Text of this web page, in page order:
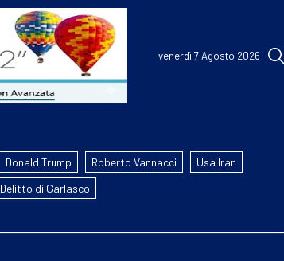
venerdì 7 Agosto 2026
Donald Trump Roberto Vannacci
Usa Iran
Delitto di Garlasco